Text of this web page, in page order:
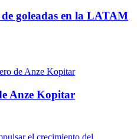
goleadas en la LATAM
Anze Kopitar